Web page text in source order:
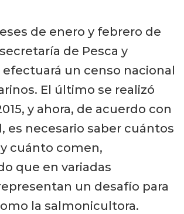
de enero y febrero de
de Pesca y
un censo nacional
El último se realizó
y ahora, de acuerdo con
es necesario saber cuántos
cuánto comen,
que en variadas
un desafío para
la salmonicultora.